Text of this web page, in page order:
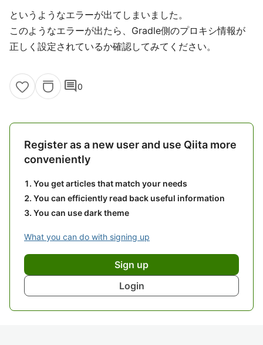
というようなエラーが出てしまいました。
このようなエラーが出たら、Gradle側のプロキシ情報が
正しく設定されているか確認してみてください。
comment0
Register as a new user and use Qiita more
conveniently
You get articles that match your needs
You can efficiently read back useful information
You can use dark theme
What you can do with signing up
Sign up
Login